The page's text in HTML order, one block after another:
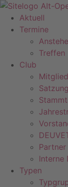
Zum
Inhalt
springen
Aktuell
Termine
Treffen
Club
Partner
Interne
Typen